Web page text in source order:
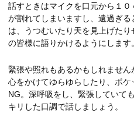
話すときはマイクを口元から１
が割れてしまいますし、遠過ぎ
は、うつむいたり天を見上げた
の皆様に語りかけるようにします。
緊張や照れもあるかもしれませ
心をかけてゆらゆらしたり、ポ
NG。深呼吸をし、緊張していて
キリした口調で話しましょう。